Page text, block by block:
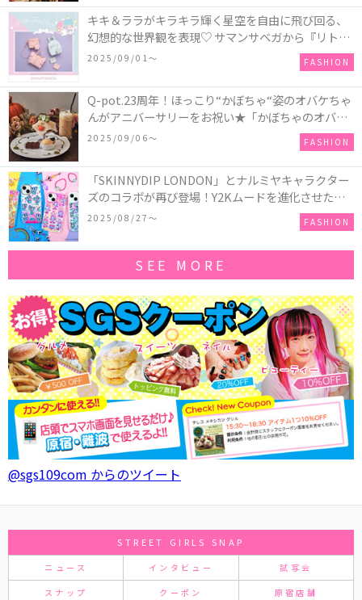
キキ＆ララがキラキラ輝く星空を自由に飛び回る、
幻想的な世界観を表現♡ サマンサベガから『リトル
ツインスターズ』50周年アニバーサリーイヤー』を
2025/09/01〜 FASHION
Q-pot.23周年！ほっこり“かぼちゃ“姿のオバケちゃ
んがアニバーサリーをお祝い★「かぼちゃのオバケ
ーキアクセサリー」が新発売！Q-pot CAFE.では
「かぼちゃのオバケーキプレート」も登場
2025/09/06〜 FASHION
「SKINNYDIP LONDON」とナルミヤキャラクター
ズのコラボが再び登場！Y2Kムードを進化させた新
作コレクションを発売♪
2025/08/27〜 FASHION
SEE MORE
@sgs109com からのツイート
STREET GIRLS SNAP
ニュース インタビュー 試写会
スナップ クーポン 原宿店舗